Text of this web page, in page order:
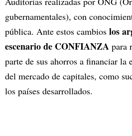
gubernamentales), con
pública. Ante estos cambios los
escenario de CONFIANZA para
parte de sus ahorros a financiar la
del mercado de capitales, como
los países desarrollados.